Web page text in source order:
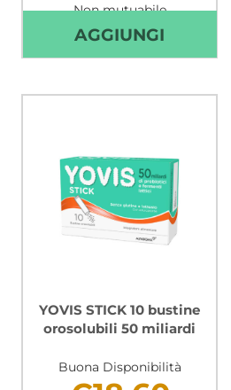
DULCOSOFT
Non mutuabile
AGGIUNGI
ONE
YOVIS STICK 10 bustine
orosolubili 50 miliardi
Buona Disponibilità